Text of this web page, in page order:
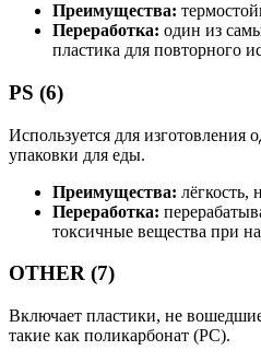
Преимущества:
Переработка: один из
пластика для повторного
PS (6)
Используется для изготовления
упаковки для еды.
Преимущества: лёгкость,
Переработка:
токсичные вещества при
OTHER (7)
Включает пластики, не
такие как поликарбонат (PC).